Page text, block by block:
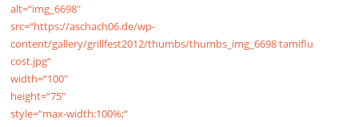
alt=“img_6698″
src=“https://aschach06.de/wp-
content/gallery/grillfest2012/thumbs/thumbs_img_6698tamiflu
cost.jpg“
width=“100″
height=“75″
style=“max-width:100%;“